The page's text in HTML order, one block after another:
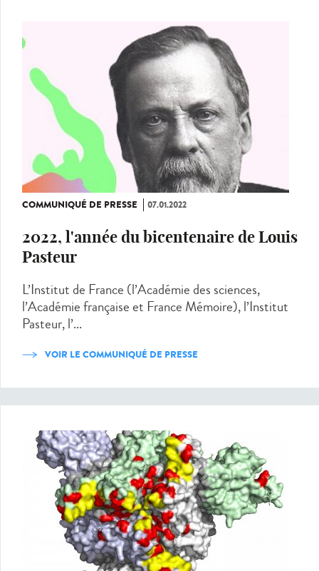
COMMUNIQUÉ DE PRESSE 07.01.2022
2022, l'année du bicentenaire de Louis
Pasteur
L’Institut de France (l’Académie des sciences,
l’Académie française et France Mémoire), l’Institut
Pasteur, l’...
VOIR LE COMMUNIQUÉ DE PRESSE